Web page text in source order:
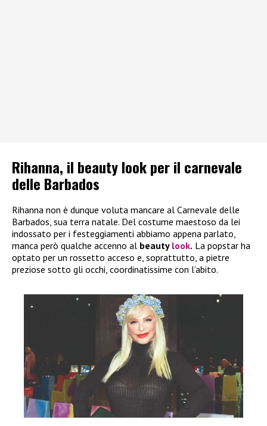
Rihanna, il beauty look per il carnevale
delle Barbados
Rihanna non è dunque voluta mancare al Carnevale delle
Barbados, sua terra natale. Del costume maestoso da lei
indossato per i festeggiamenti abbiamo appena parlato,
manca però qualche accenno al beauty look. La popstar ha
optato per un rossetto acceso e, soprattutto, a pietre
preziose sotto gli occhi, coordinatissime con l’abito.